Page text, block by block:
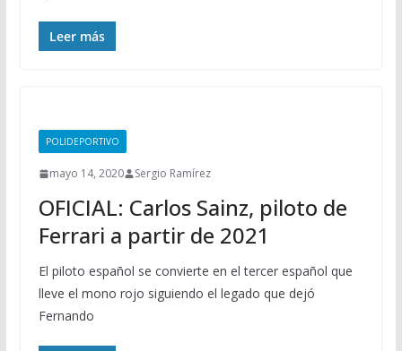
Leer más
POLIDEPORTIVO
mayo 14, 2020 Sergio Ramírez
OFICIAL: Carlos Sainz, piloto de
Ferrari a partir de 2021
El piloto español se convierte en el tercer español que
lleve el mono rojo siguiendo el legado que dejó
Fernando